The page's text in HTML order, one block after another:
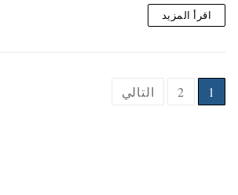
اقرأ المزيد
Posts
1
2 التالي